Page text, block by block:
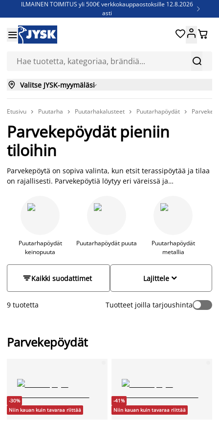
ILMAINEN TOIMITUS yli 500€ verkkokauppaostoksille 12.8.2026
asti

Jenkkisänkyjä - Säästä jopa 60%


 
 Valitse JYSK-myymäläsi
Etusivu  Puutarha  Puutarhakalusteet  Puutarhapöydät 
Parvekepöydät pieniin
tiloihin
Parvekepöytä on sopiva valinta, kun etsit terassipöytää ja tilaa
on rajallisesti. Parvekepöytiä löytyy eri väreissä ja
polyrottingista valmistettu parvekepöytä juuri sinun
tarpeisiisi. Meiltä löydät myös parvekepöydän, jonka voi
Puutarhapöydät
keinopuuta
Puutarhapöydät puuta
Puutarhapöydät
metallia
Kaikki suodattimet 
Lajittele
9 tuotetta Tuotteet joilla tarjoushinta
Parvekepöydät
-30%
Niin kauan kuin tavaraa riittää
-41%
Niin kauan kuin tavaraa riittää